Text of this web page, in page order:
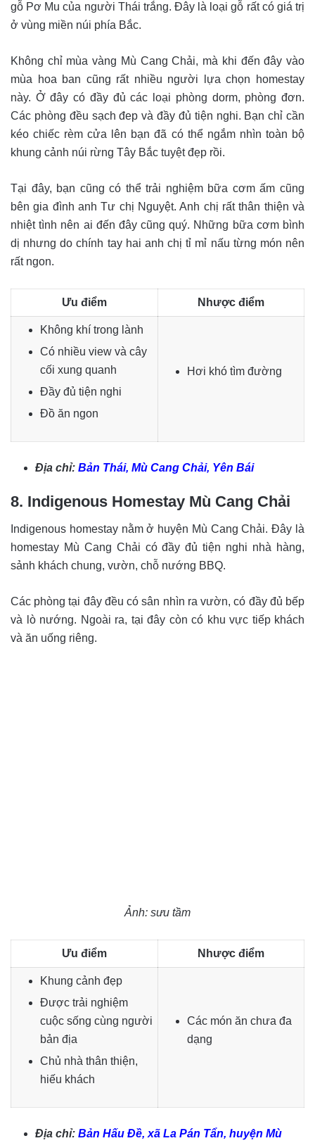
gỗ Pơ Mu của người Thái trắng. Đây là loại gỗ rất có giá trị
ở vùng miền núi phía Bắc.
Không chỉ mùa vàng Mù Cang Chải, mà khi đến đây vào
mùa hoa ban cũng rất nhiều người lựa chọn homestay
này. Ở đây có đầy đủ các loại phòng dorm, phòng đơn.
Các phòng đều sạch đep và đầy đủ tiện nghi. Bạn chỉ cần
kéo chiếc rèm cửa lên bạn đã có thể ngắm nhìn toàn bộ
khung cảnh núi rừng Tây Bắc tuyệt đẹp rồi.
Tại đây, bạn cũng có thể trải nghiệm bữa cơm ấm cũng
bên gia đình anh Tư chị Nguyệt. Anh chị rất thân thiện và
nhiệt tình nên ai đến đây cũng quý. Những bữa cơm bình
dị nhưng do chính tay hai anh chị tỉ mỉ nấu từng món nên
rất ngon.
Ưu điểm Nhược điểm
Không khí trong lành
Có nhiều view và cây
cối xung quanh
Đầy đủ tiện nghi
Đồ ăn ngon
Hơi khó tìm đường
Địa chỉ: Bản Thái, Mù Cang Chải, Yên Bái
8. Indigenous Homestay Mù Cang Chải
Indigenous homestay nằm ở huyện Mù Cang Chải. Đây là
homestay Mù Cang Chải có đầy đủ tiện nghi nhà hàng,
sảnh khách chung, vườn, chỗ nướng BBQ.
Các phòng tại đây đều có sân nhìn ra vườn, có đầy đủ bếp
và lò nướng. Ngoài ra, tại đây còn có khu vực tiếp khách
và ăn uống riêng.
Ảnh: sưu tầm
Ưu điểm Nhược điểm
Khung cảnh đẹp
Được trải nghiệm
cuộc sống cùng người
bản địa
Chủ nhà thân thiện,
hiếu khách
Các món ăn chưa đa
dạng
Địa chỉ: Bản Hấu Đề, xã La Pán Tẩn, huyện Mù